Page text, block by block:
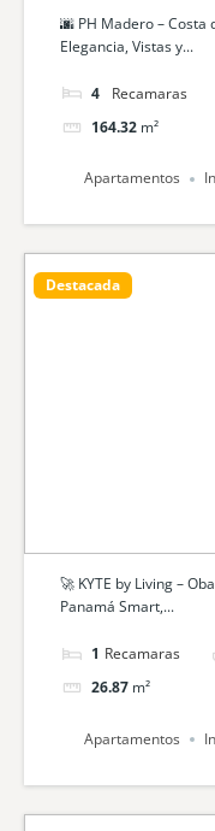
🌆 PH Madero – Costa
Elegancia, Vistas y...
4 camas
164.32 m²
Apartamentos
Destacada
🚀 KYTE by Living –
Panamá Smart,...
1 cama
26.87 m²
Apartamentos